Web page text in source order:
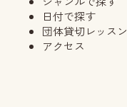
日付で探す
団体貸切レッスン
アクセス